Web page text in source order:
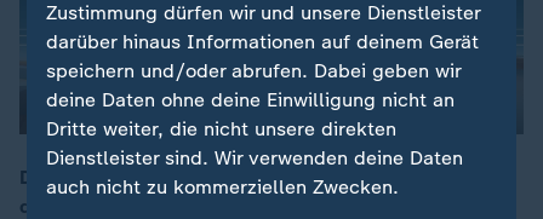
00:05
Der Tropensturm „Florence“ hat schwere Schäden an
der Südostküste der USA verursacht. Mindestens fünf
Zustimmung dürfen wir und unsere Dienstleister
darüber hinaus Informationen auf deinem Gerät
speichern und/oder abrufen. Dabei geben wir
deine Daten ohne deine Einwilligung nicht an
Dritte weiter, die nicht unsere direkten
Dienstleister sind. Wir verwenden deine Daten
auch nicht zu kommerziellen Zwecken.